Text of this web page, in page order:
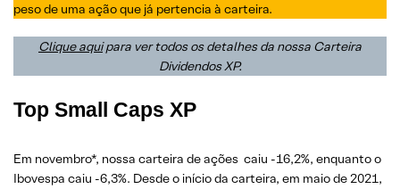
peso de uma ação que já pertencia à carteira.
Clique aquipara ver todos os detalhes da nossa Carteira
Dividendos XP.
Top Small Caps XP
Em novembro*, nossa carteira de ações caiu -16,2%, enquanto o
Ibovespa caiu -6,3%. Desde o início da carteira, em maio de 2021,